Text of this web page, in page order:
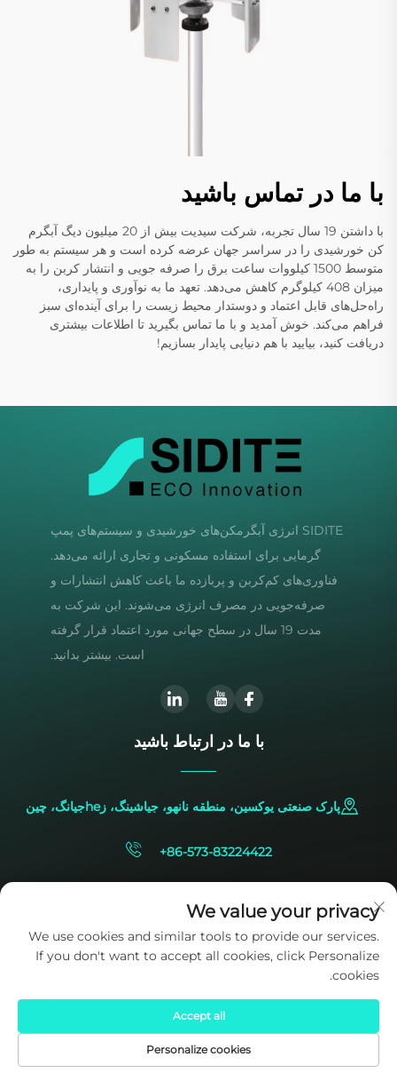
با ما در تماس باشید
با داشتن 19 سال تجربه، شرکت سیدیت بیش از 20 میلیون دیگ آبگرم
کن خورشیدی را در سراسر جهان عرضه کرده است و هر سیستم به طور
متوسط 1500 کیلووات ساعت برق را صرفه جویی و انتشار کربن را به
میزان 408 کیلوگرم کاهش می‌دهد. تعهد ما به نوآوری و پایداری،
راه‌حل‌های قابل اعتماد و دوستدار محیط زیست را برای آینده‌ای سبز
فراهم می‌کند. خوش آمدید و با ما تماس بگیرید تا اطلاعات بیشتری
دریافت کنید، بیایید با هم دنیایی پایدار بسازیم!
SIDITE انرژی آبگرمکن‌های خورشیدی و سیستم‌های پمپ
گرمایی برای استفاده مسکونی و تجاری ارائه می‌دهد.
فناوری‌های کم‌کربن و پربازده ما باعث کاهش انتشارات و
صرفه‌جویی در مصرف انرژی می‌شوند. این شرکت به
مدت 19 سال در سطح جهانی مورد اعتماد قرار گرفته
است. بیشتر بدانید.
با ما در ارتباط باشید
پارک صنعتی یوکسین، منطقه نانهو، جیاشینگ، زheجیانگ، چین
+86-573-83224422
سیاست حفظ حریم خصوصی
We value your privacy
We use cookies and similar tools to provide our services.
If you don't want to accept all cookies, click Personalize
cookies.
Personalize cookies
Accept all